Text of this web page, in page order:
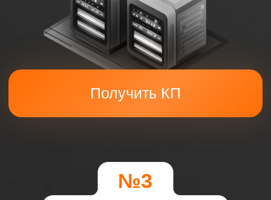
№5
по версии Cnews
в Рейтинге
SLA 2024
№5
российских облачных
IaaS Enterprise 2025